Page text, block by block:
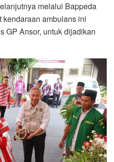
melalui Bappeda
ambulans ini
GP Ansor, untuk dijadikan